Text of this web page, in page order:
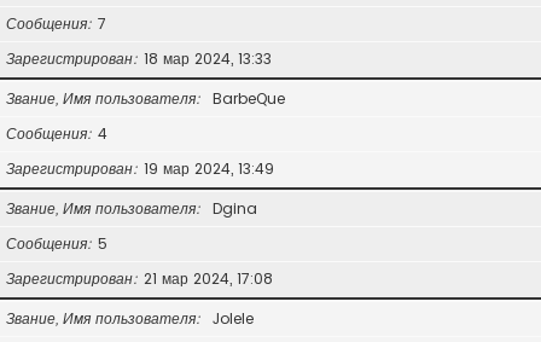
Сообщения 7
Зарегистрирован 18 мар 2024, 13:33
Звание, Имя пользователя
BarbeQue
Сообщения 4
Зарегистрирован 19 мар 2024, 13:49
Звание, Имя пользователя
Dgina
Сообщения 5
Зарегистрирован 21 мар 2024, 17:08
Звание, Имя пользователя
Jolele